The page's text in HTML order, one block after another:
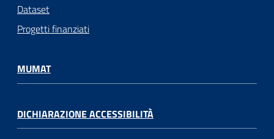
Dataset
Progetti finanziati
MUMAT
DICHIARAZIONE ACCESSIBILITÀ